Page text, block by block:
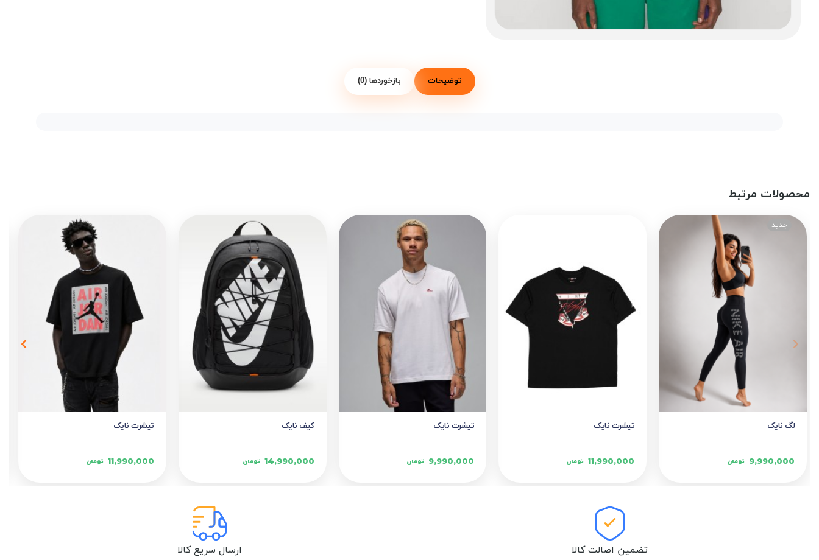
توضیحات بازخوردها (0)
محصولات مرتبط
لگ نایک
9,990,000 تومان
تیشرت نایک
11,990,000 تومان
تیشرت نایک
9,990,000 تومان
کیف نایک
14,990,000 تومان
تیشرت نایک
11,990,000 تومان
تضمین اصالت کالا ارسال سریع کالا